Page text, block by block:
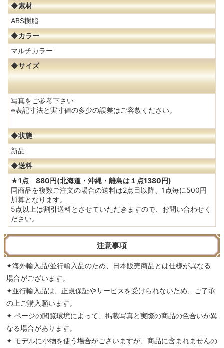
◆素材
ABS樹脂
◆カラー
マルチカラー
◆サイズ
写真をご参考下さい
※表記寸法と実寸値の多少の誤差はご容赦ください。
◆状態
新品
◆送料
★1点 880円(北海道・沖縄・離島は１点1380円)
同商品を複数ご注文の場合の送料は2点目以降、1点毎に500円
加算となります。
5点以上は割引送料とさせていただきますので、お問い合わせく
ださい。
注意事項
✦海外輸入品/並行輸入品のため、日本販売商品とは仕様が異なる
場合がございます。
✦並行輸入品は、正規保証やサービスを受けられないため、ご了承
の上ご購入願います。
✦ ページの閲覧環境によって、掲載写真と実際の商品の色合いが異
なる場合があります。
✦ モデルに小物を使う場合がございますが、商品に含まれませんの